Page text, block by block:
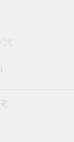
(3)